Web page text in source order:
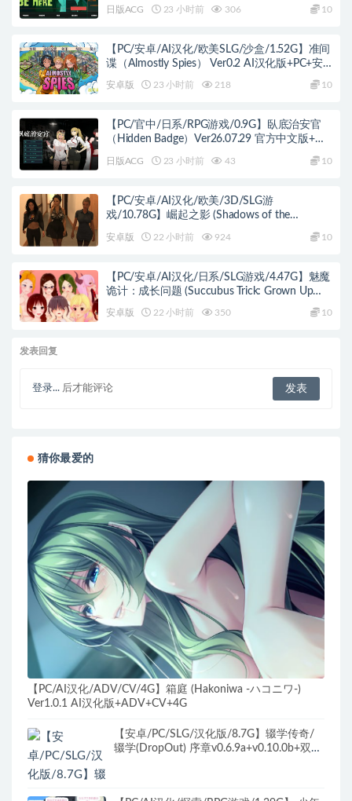
日版ACG 23 小时前 306 10
【PC/安卓/AI汉化/欧美SLG/沙盒/1.52G】准间
谍（Almostly Spies） Ver0.2 AI汉化版+PC+安
安卓版 23 小时前 218 10
【PC/官中/日系/RPG游戏/0.9G】臥底治安官
（Hidden Badge）Ver26.07.29 官方中文版+日
日版ACG 23 小时前 43 10
【PC/安卓/AI汉化/欧美/3D/SLG游
戏/10.78G】崛起之影 (Shadows of the
Ascendant) Day 3 August AI汉化版 PC+安卓
+欧美3D SLG+10.78G
安卓版 22 小时前 924 10
【PC/安卓/AI汉化/日系/SLG游戏/4.47G】魅魔
诡计：成长问题 (Succubus Trick: Grown Up
Problem) Ver0.9.7 AI汉化版+PC+安卓+日系SLG
游戏+4.47G
安卓版 22 小时前 350 10
发表回复
登录... 后才能评论
猜你最爱的
【PC/AI汉化/ADV/CV/4G】箱庭 (Hakoniwa -ハコニワ-)
Ver1.0.1 AI汉化版+ADV+CV+4G
【安卓/PC/SLG/汉化版/8.7G】辍学传奇/
辍学(DropOut) 序章v0.6.9a+v0.10.0b+双版